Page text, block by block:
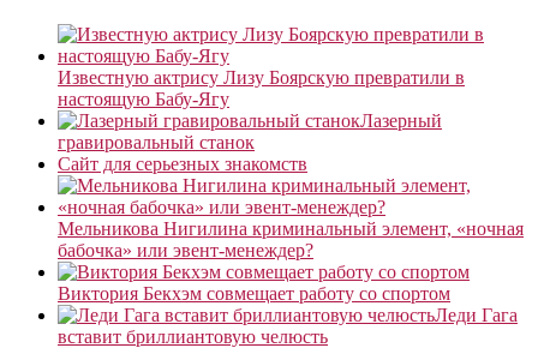
Известную актрису Лизу Боярскую превратили в
настоящую Бабу-Ягу
Лазерный
гравировальный станок
Сайт для серьезных знакомств
Мельникова Нигилина криминальный элемент, «ночная
бабочка» или эвент-менеждер?
Виктория Бекхэм совмещает работу со спортом
Леди Гага
вставит бриллиантовую челюсть